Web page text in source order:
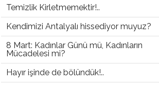
Temizlik Kirletmemektir!..
Kendimizi Antalyalı hissediyor muyuz?
8 Mart: Kadınlar Günü mü, Kadınların
Mücadelesi mi?
Hayır işinde de bölündük!..